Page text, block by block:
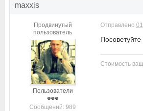
maxxis
Продвинутый
пользователь
Пользователи
Cообщений: 989
Отправлено
Стоимость